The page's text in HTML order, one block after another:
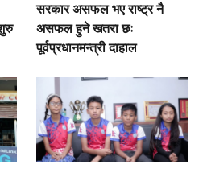
सरकार असफल भए राष्ट्र नै
असफल हुने खतरा छः
पूर्वप्रधानमन्त्री दाहाल